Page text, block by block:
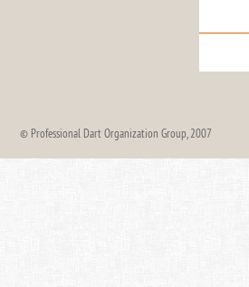
© Professional Dart Organization Group, 2007